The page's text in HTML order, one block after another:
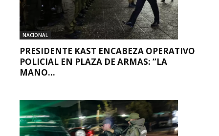
NACIONAL
PRESIDENTE KAST ENCABEZA OPERATIVO
POLICIAL EN PLAZA DE ARMAS: “LA
MANO...